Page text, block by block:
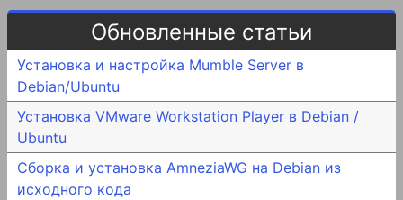
Обновленные статьи
Установка и настройка Mumble Server в
Debian/Ubuntu
Установка VMware Workstation Player в Debian /
Ubuntu
Сборка и установка AmneziaWG на Debian из
исходного кода